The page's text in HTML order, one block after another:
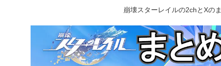
崩壊スターレイルの2chとXの